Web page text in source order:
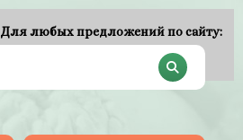
Для любых предложений по сайту: